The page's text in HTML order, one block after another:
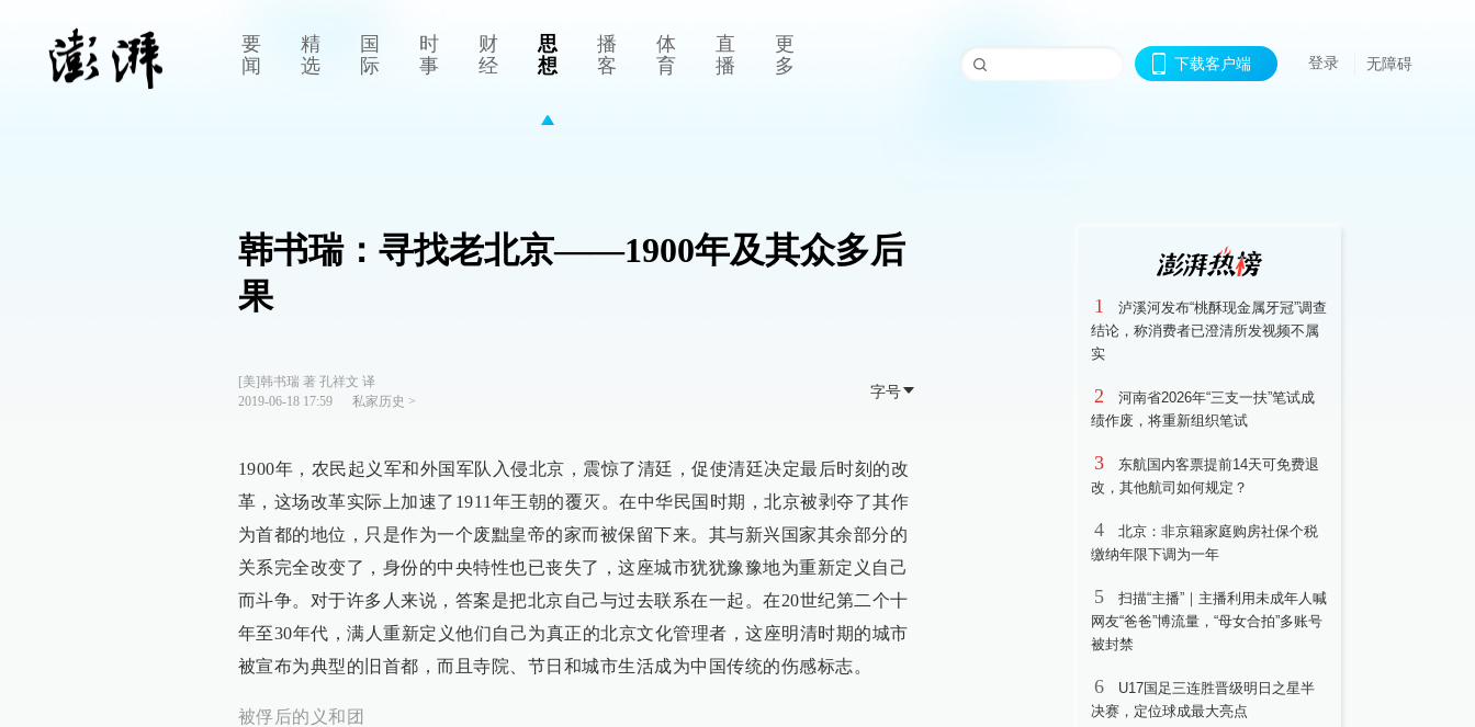
要
闻
精
选
国
际
时
事
财
经
思
想
播
客
体
育
直
播
更
多
下载客户端 登录 无障碍
韩书瑞：寻找老北京——1900年及其众多后
果
[美]韩书瑞 著 孔祥文 译
2019-06-18 17:59
私家历史 >
字号
1900年，农民起义军和外国军队入侵北京，震惊了清廷，促使清廷决定最后时刻的改
革，这场改革实际上加速了1911年王朝的覆灭。在中华民国时期，北京被剥夺了其作
为首都的地位，只是作为一个废黜皇帝的家而被保留下来。其与新兴国家其余部分的
关系完全改变了，身份的中央特性也已丧失了，这座城市犹犹豫豫地为重新定义自己
而斗争。对于许多人来说，答案是把北京自己与过去联系在一起。在20世纪第二个十
年至30年代，满人重新定义他们自己为真正的北京文化管理者，这座明清时期的城市
被宣布为典型的旧首都，而且寺院、节日和城市生活成为中国传统的伤感标志。
被俘后的义和团
1
泸溪河发布“桃酥现金属牙冠”调查
结论，称消费者已澄清所发视频不属
实
2
河南省2026年“三支一扶”笔试成
绩作废，将重新组织笔试
3
东航国内客票提前14天可免费退
改，其他航司如何规定？
4
北京：非京籍家庭购房社保个税
缴纳年限下调为一年
5
扫描“主播”｜主播利用未成年人喊
网友“爸爸”博流量，“母女合拍”多账号
被封禁
6
U17国足三连胜晋级明日之星半
决赛，定位球成最大亮点